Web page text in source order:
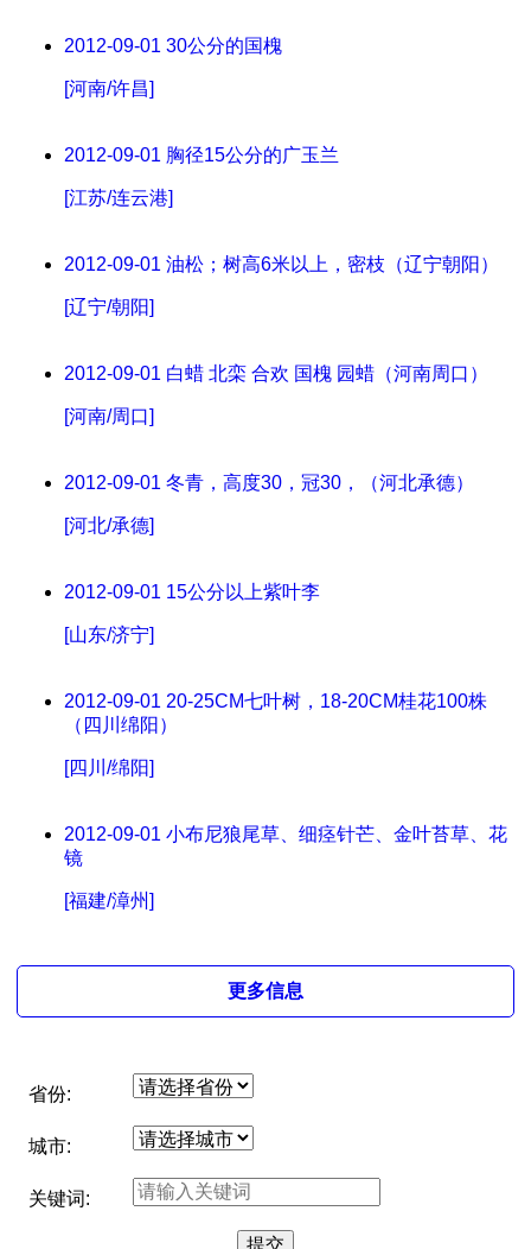
2012-09-01 30公分的国槐
[河南/许昌]
2012-09-01 胸径15公分的广玉兰
[江苏/连云港]
2012-09-01 油松；树高6米以上，密枝（辽宁朝阳）
[辽宁/朝阳]
2012-09-01 白蜡 北栾 合欢 国槐 园蜡（河南周口）
[河南/周口]
2012-09-01 冬青，高度30，冠30，（河北承德）
[河北/承德]
2012-09-01 15公分以上紫叶李
[山东/济宁]
2012-09-01 20-25CM七叶树，18-20CM桂花100株
（四川绵阳）
[四川/绵阳]
2012-09-01 小布尼狼尾草、细痉针芒、金叶苔草、花
镜
[福建/漳州]
更多信息
省份:
城市:
关键词: